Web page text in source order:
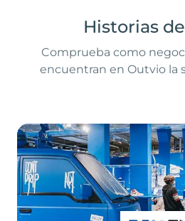
Historias
Comprueba como
encuentran en Outvio la